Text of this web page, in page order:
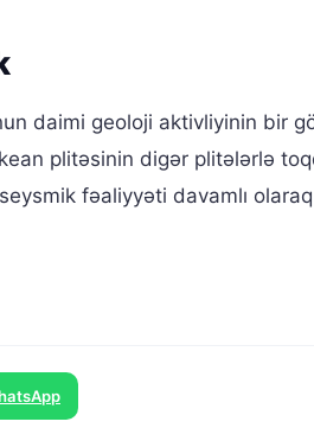
daimi geoloji aktivliyinin bir
plitəsinin digər plitələrlə
fəaliyyəti davamlı